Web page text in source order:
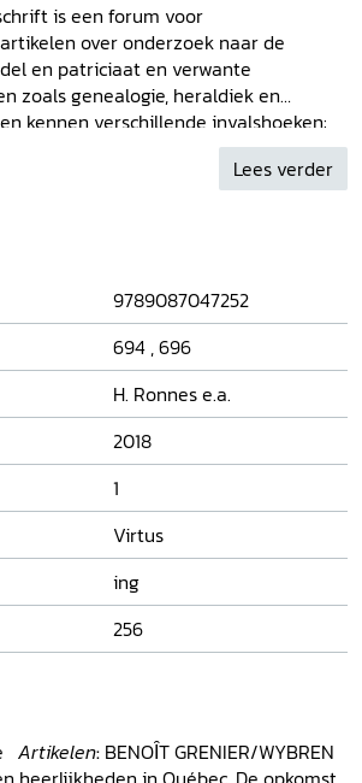
is een forum voor
over onderzoek naar de
en patriciaat en verwante
zoals genealogie, heraldiek en
kennen verschillende invalshoeken:
gender, identiteit en materiële
Lees verder
9789087047252
694 ,696
H. Ronnes e.a.
2018
1
Virtus
ing
256
Artikelen: BENOȊT GRENIER/WYBREN